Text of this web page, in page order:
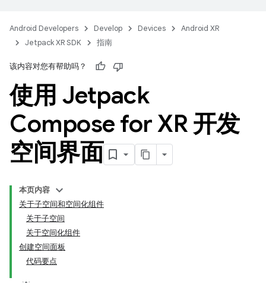
Android Developers Develop Devices
Android XR
Jetpack XR SDK
指南
该内容对您有帮助吗？
使用 Jetpack
Compose for XR 开发
空间界面
本页内容
关于子空间和空间化组件
关于子空间
关于空间化组件
创建空间面板
代码要点